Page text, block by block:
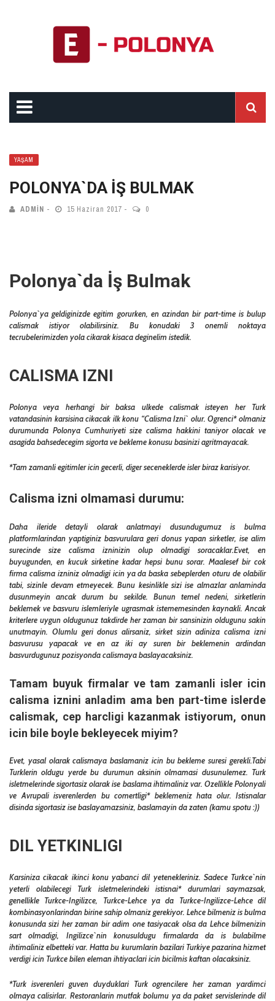
YAŞAM
POLONYA`DA İŞ BULMAK
ADMIN 15 Haziran 2017 0
Polonya`da İş Bulmak
Polonya`ya geldiginizde egitim gorurken, en azindan bir part-time is bulup
calismak istiyor olabilirsiniz. Bu konudaki 3 onemli noktaya
tecrubelerimizden yola cikarak kisaca deginelim istedik.
CALISMA IZNI
Polonya veya herhangi bir baksa ulkede calismak isteyen her Turk
vatandasinin karsisina cikacak ilk konu “Calisma Izni` olur. Ogrenci* olmaniz
durumunda Polonya Cumhuriyeti size calisma hakkini taniyor olacak ve
asagida bahsedecegim sigorta ve bekleme konusu basinizi agritmayacak.
*Tam zamanli egitimler icin gecerli, diger seceneklerde isler biraz karisiyor.
Calisma izni olmamasi durumu:
Daha ileride detayli olarak anlatmayi dusundugumuz is bulma
platformlarindan yaptiginiz basvurulara geri donus yapan sirketler, ise alim
surecinde size calisma izninizin olup olmadigi soracaklar.Evet, en
buyugunden, en kucuk sirketine kadar hepsi bunu sorar. Maalesef bir cok
firma calisma izniniz olmadigi icin ya da baska sebeplerden oturu de olabilir
tabi, sizinle devam etmeyecek. Bunu kesinlikle sizi ise almazlar anlaminda
dusunmeyin ancak durum bu sekilde. Bunun temel nedeni, sirketlerin
beklemek ve basvuru islemleriyle ugrasmak istememesinden kaynakli. Ancak
kriterlere uygun oldugunuz takdirde her zaman bir sansinizin oldugunu sakin
unutmayin. Olumlu geri donus alirsaniz, sirket sizin adiniza calisma izni
basvurusu yapacak ve en az iki ay suren bir beklemenin ardindan
basvurdugunuz pozisyonda calismaya baslayacaksiniz.
Tamam buyuk firmalar ve tam zamanli isler icin
calisma iznini anladim ama ben part-time islerde
calismak, cep harcligi kazanmak istiyorum, onun
icin bile boyle bekleyecek miyim?
Evet, yasal olarak calismaya baslamaniz icin bu bekleme suresi gerekli.Tabi
Turklerin oldugu yerde bu durumun aksinin olmamasi dusunulemez. Turk
isletmelerinde sigortasiz olarak ise baslama ihtimaliniz var. Ozellikle Polonyali
ve Avrupali isverenlerden bu comertligi* beklemeniz hata olur. Istisnalar
disinda sigortasiz ise baslayamazsiniz, baslamayin da zaten (kamu spotu :))
DIL YETKINLIGI
Karsiniza cikacak ikinci konu yabanci dil yetenekleriniz. Sadece Turkce`nin
yeterli olabilecegi Turk isletmelerindeki istisnai* durumlari saymazsak,
genellikle Turkce-Ingilizce, Turkce-Lehce ya da Turkce-Ingilizce-Lehce dil
kombinasyonlarindan birine sahip olmaniz gerekiyor. Lehce bilmeniz is bulma
konusunda sizi her zaman bir adim one tasiyacak olsa da Lehce bilmenizin
sart olmadigi, Ingilizce`nin konusuldugu firmalarda da is bulabilme
ihtimaliniz elbetteki var. Hatta bu kurumlarin bazilari Turkiye pazarina hizmet
verdigi icin Turkce bilen eleman ihtiyaclari icin bicilmis kaftan olacaksiniz.
*Turk isverenleri guven duyduklari Turk ogrencilere her zaman yardimci
olmaya calisirlar. Restoranlarin mutfak bolumu ya da paket servislerinde dil